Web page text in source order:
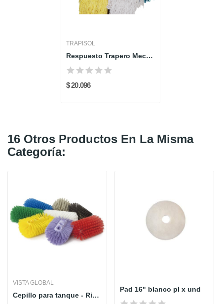
TRAPISOL
Respuesto Trapero Mecha - TRAPISOL
$ 20.096
16 Otros Productos En La Misma
Categoría:
VISTA GLOBAL
Cepillo para tanque - Rigidez media - VISTAL...
Pad 16" blanco pl x und